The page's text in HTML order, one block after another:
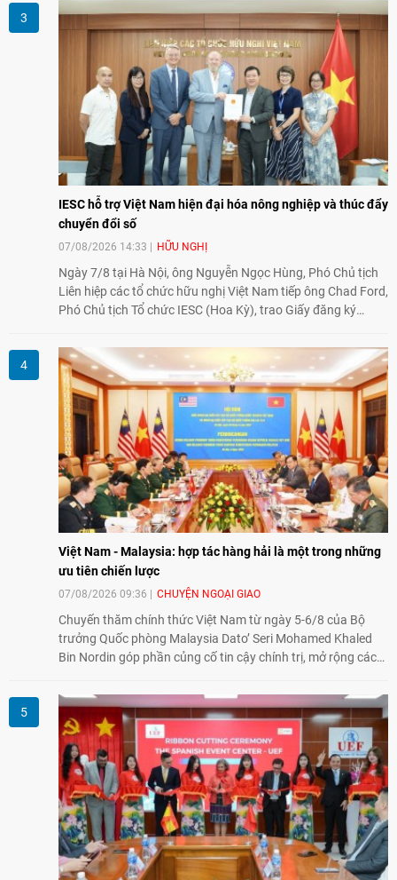
song phương.
IESC hỗ trợ Việt Nam hiện đại hóa nông nghiệp và thúc đẩy
chuyển đổi số
07/08/2026 14:33 HỮU NGHỊ
Ngày 7/8 tại Hà Nội, ông Nguyễn Ngọc Hùng, Phó Chủ tịch
Liên hiệp các tổ chức hữu nghị Việt Nam tiếp ông Chad Ford,
Phó Chủ tịch Tổ chức IESC (Hoa Kỳ), trao Giấy đăng ký
đổi về định hướng triển khai Dự án "Mở rộng Thương mại
Nông nghiệp và An toàn thực phẩm Hoa Kỳ - Việt Nam",
hướng tới thúc đẩy chuyển đổi số, hiện đại hóa nông nghiệp
và mở rộng hợp tác phát triển giữa hai nước.
Việt Nam - Malaysia: hợp tác hàng hải là một trong những
ưu tiên chiến lược
07/08/2026 09:36 CHUYỆN NGOẠI GIAO
Chuyến thăm chính thức Việt Nam từ ngày 5-6/8 của Bộ
trưởng Quốc phòng Malaysia Dato’ Seri Mohamed Khaled
Bin Nordin góp phần củng cố tin cậy chính trị, mở rộng các
Malaysia theo hướng ngày càng thực chất.